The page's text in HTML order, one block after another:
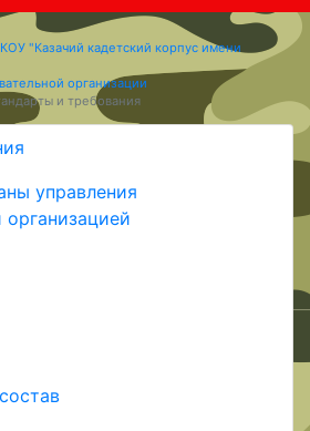
"Казачий кадетский корпус имени
организации
и требования
управления
организацией